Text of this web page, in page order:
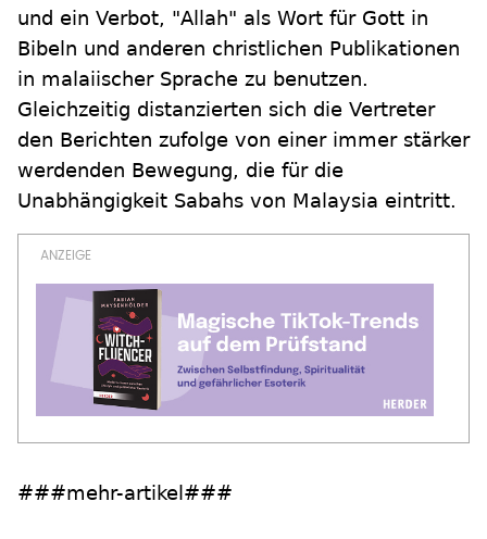
und ein Verbot, "Allah" als Wort für Gott in
Bibeln und anderen christlichen Publikationen
in malaiischer Sprache zu benutzen.
Gleichzeitig distanzierten sich die Vertreter
den Berichten zufolge von einer immer stärker
werdenden Bewegung, die für die
Unabhängigkeit Sabahs von Malaysia eintritt.
###mehr-artikel###